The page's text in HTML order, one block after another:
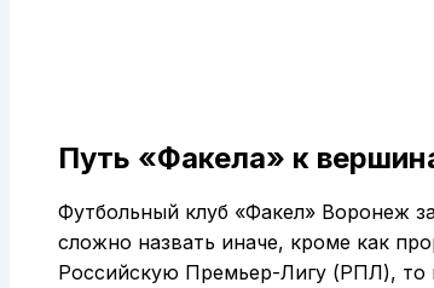
Путь «Факела» к
Футбольный клуб «Факел» Воронеж
сложно назвать иначе, кроме как
Российскую Премьер-Лигу (РПЛ), то